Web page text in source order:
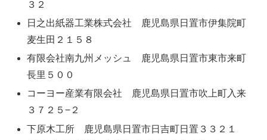
３２
日之出紙器工業株式会社 鹿児島県日置市伊集院町
麦生田２１５８
有限会社南九州メッシュ 鹿児島県日置市東市来町
長里５００
コーヨー産業有限会社 鹿児島県日置市吹上町入来
３７２５−２
下原木工所 鹿児島県日置市日吉町日置３３２１